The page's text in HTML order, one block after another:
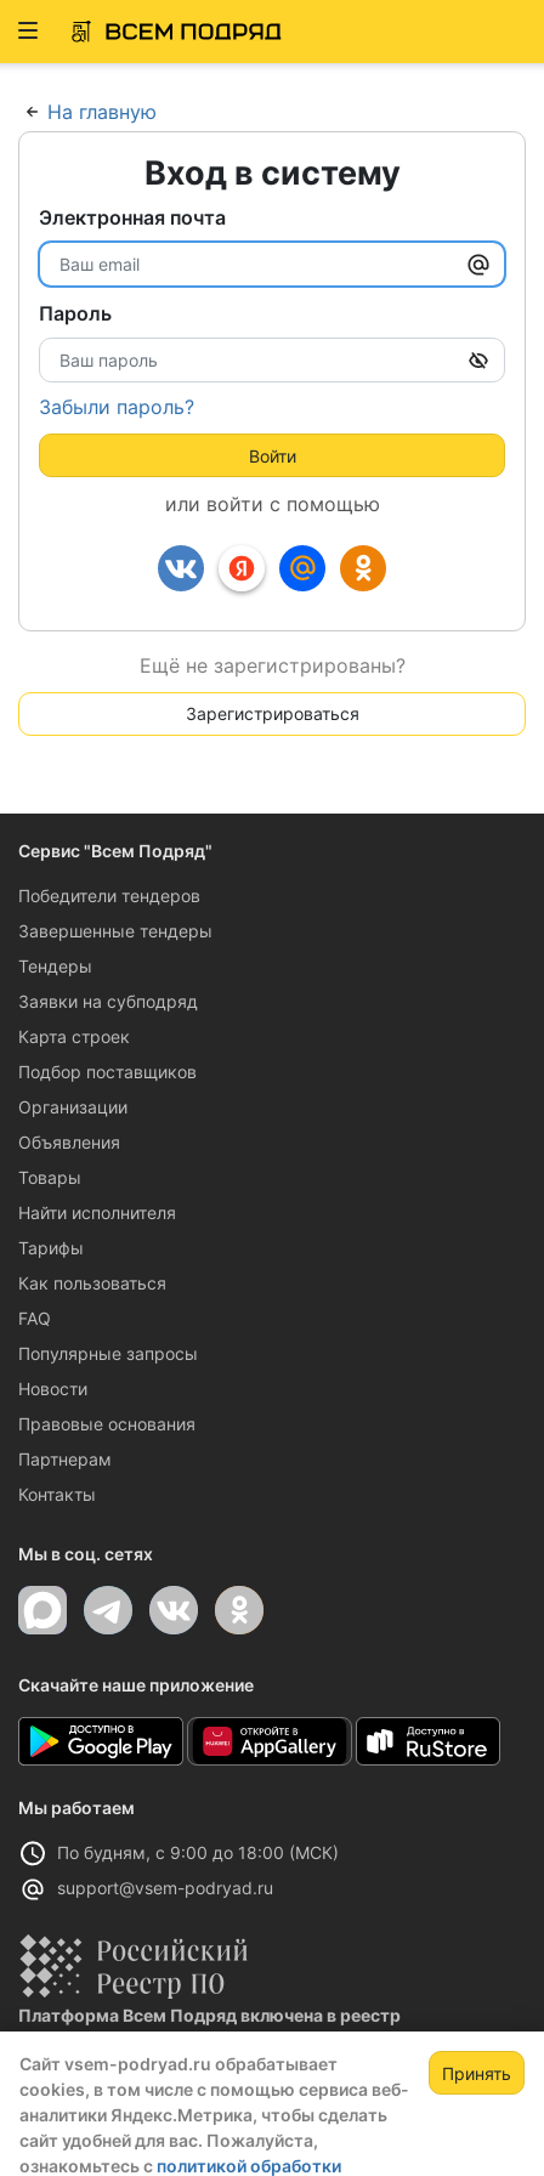
Сайт vsem-podryad.ru обрабатывает
cookies, в том числе с помощью сервиса веб-
аналитики Яндекс.Метрика, чтобы сделать
сайт удобней для вас. Пожалуйста,
ознакомьтесь с политикой обработки
Принять
Развернуть
На главную
Вход в систему
Электронная почта
Пароль
Забыли пароль?
Войти
или войти с помощью
Ещё не зарегистрированы?
Зарегистрироваться
Сервис "Всем Подряд"
Победители тендеров
Завершенные тендеры
Тендеры
Заявки на субподряд
Карта строек
Подбор поставщиков
Организации
Объявления
Товары
Найти исполнителя
Тарифы
Как пользоваться
FAQ
Популярные запросы
Новости
Правовые основания
Партнерам
Контакты
Мы в соц. сетях
Скачайте наше приложение
Мы работаем
По будням, с 9:00 до 18:00 (МСК)
support@vsem-podryad.ru
Платформа Всем Подряд включена в реестр
Реестровая запись №32021 от 06.02.2026
Политика конфиденциальности